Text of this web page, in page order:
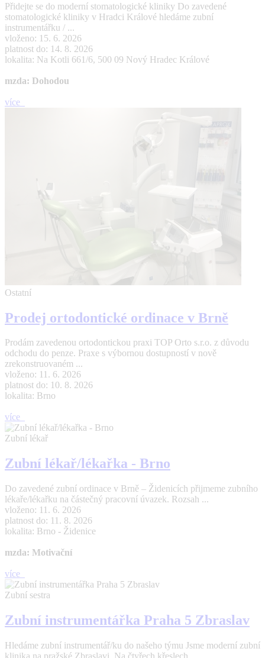
Přidejte se do moderní stomatologické kliniky Do zavedené
stomatologické kliniky v Hradci Králové hledáme zubní
instrumentářku / ...
vloženo: 15. 6. 2026
platnost do: 14. 8. 2026
lokalita: Na Kotli 661/6, 500 09 Nový Hradec Králové
mzda: Dohodou
více
Ostatní
Prodej ortodontické ordinace v Brně
Prodám zavedenou ortodontickou praxi TOP Orto s.r.o. z důvodu
odchodu do penze. Praxe s výbornou dostupností v nově
zrekonstruovaném ...
vloženo: 11. 6. 2026
platnost do: 10. 8. 2026
lokalita: Brno
více
Zubní lékař
Zubní lékař/lékařka - Brno
Do zavedené zubní ordinace v Brně – Židenicích přijmeme zubního
lékaře/lékařku na částečný pracovní úvazek. Rozsah ...
vloženo: 11. 6. 2026
platnost do: 11. 8. 2026
lokalita: Brno - Židenice
mzda: Motivační
více
Zubní sestra
Zubní instrumentářka Praha 5 Zbraslav
Hledáme zubní instrumentář/ku do našeho týmu Jsme moderní zubní
klinika na pražské Zbraslavi. Na čtyřech křeslech ...